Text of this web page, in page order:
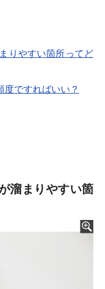
りやすい箇所ってど
度ですればいい？
溜まりやすい箇